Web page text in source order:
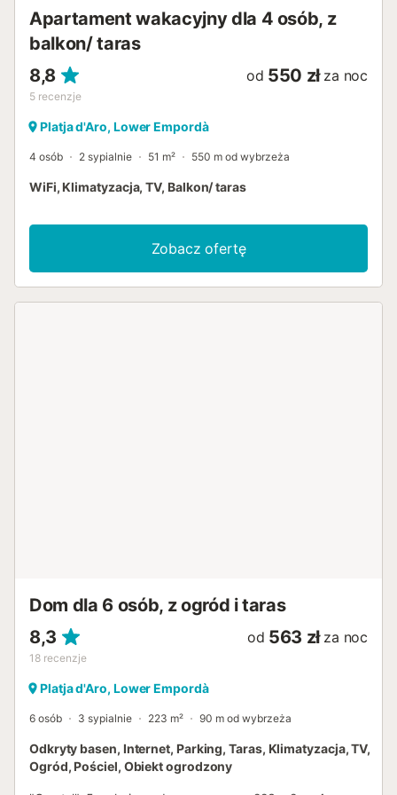
pla...
Apartament wakacyjny dla 4 osób, z
balkon/ taras
8,8
5 recenzje
od 550 zł za noc
Platja d'Aro, Lower Empordà
4 osób 2 sypialnie 51 m² 550 m od wybrzeża
WiFi, Klimatyzacja, TV, Balkon/ taras
Zobacz ofertę
Dom dla 6 osób, z ogród i taras
8,3
18 recenzje
od 563 zł za noc
Platja d'Aro, Lower Empordà
6 osób 3 sypialnie 223 m² 90 m od wybrzeża
Odkryty basen, Internet, Parking, Taras, Klimatyzacja, TV,
Ogród, Pościel, Obiekt ogrodzony